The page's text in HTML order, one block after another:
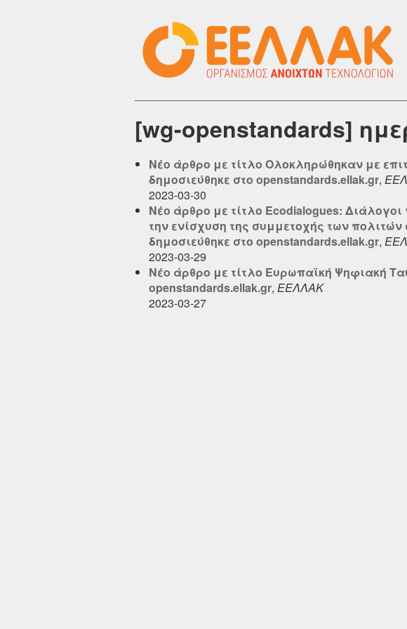
[wg-openstandards]
Νέο άρθρο με τίτλο Ολοκληρώθηκαν με
δημοσιεύθηκε στο openstandards.ellak.gr,
2023-03-30
Νέο άρθρο με τίτλο Ecodialogues:
την ενίσχυση της συμμετοχής των
δημοσιεύθηκε στο openstandards.ellak.gr,
2023-03-29
Νέο άρθρο με τίτλο Ευρωπαϊκή Ψηφιακή
openstandards.ellak.gr, ΕΕΛΛΑΚ
2023-03-27